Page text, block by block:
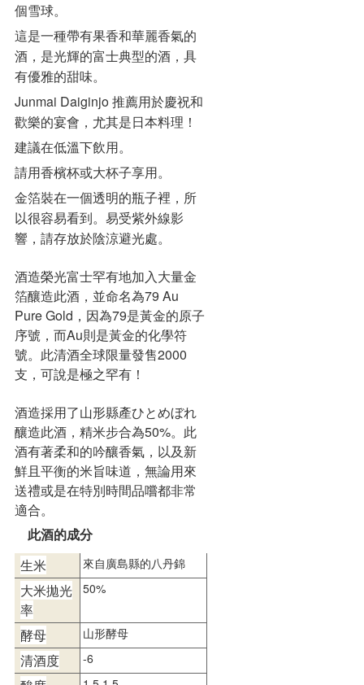
個雪球。
這是一種帶有果香和華麗香氣的
酒，是光輝的富士典型的酒，具
有優雅的甜味。
Junmai Daiginjo 推薦用於慶祝和
歡樂的宴會，尤其是日本料理！
建議在低溫下飲用。
請用香檳杯或大杯子享用。
金箔裝在一個透明的瓶子裡，所
以很容易看到。 易受紫外線影
響，請存放於陰涼避光處。
酒造榮光富士罕有地加入大量金
箔釀造此酒，並命名為79 Au
Pure Gold，因為79是黃金的原子
序號，而Au則是黃金的化學符
號。此清酒全球限量發售2000
支，可說是極之罕有！
酒造採用了山形縣產ひとめぼれ
釀造此酒，精米步合為50%。此
酒有著柔和的吟釀香氣，以及新
鮮且平衡的米旨味道，無論用來
送禮或是在特別時間品嚐都非常
適合。
此酒的成分
生米
來自廣島縣的八丹錦
大米拋光
率
50%
酵母 山形酵母
清酒度 -6